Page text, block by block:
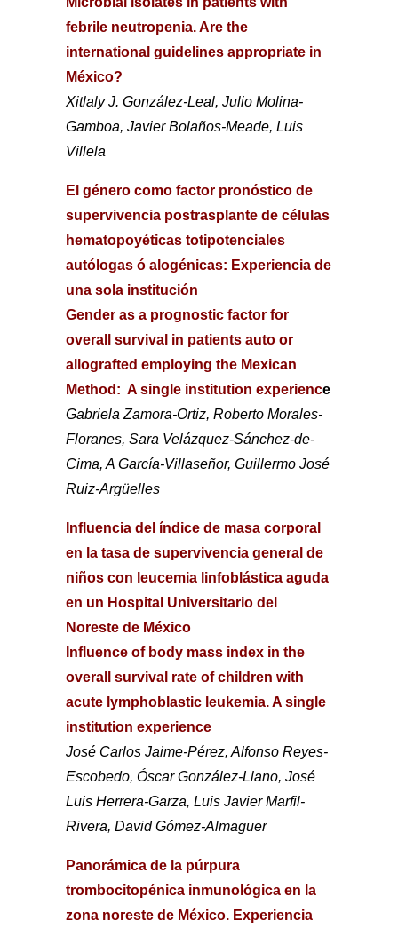
febrile neutropenia. Are the
international guidelines appropriate in
México?
Xitlaly J. González-Leal, Julio Molina-
Gamboa, Javier Bolaños-Meade, Luis
Villela
El género como factor pronóstico de
supervivencia postrasplante de células
hematopoyéticas totipotenciales
autólogas ó alogénicas: Experiencia de
una sola institución
Gender as a prognostic factor for
overall survival in patients auto or
allografted employing the Mexican
Method: A single institution experience
Gabriela Zamora-Ortiz, Roberto Morales-
Floranes, Sara Velázquez-Sánchez-de-
Cima, A García-Villaseñor, Guillermo José
Ruiz-Argüelles
Influencia del índice de masa corporal
en la tasa de supervivencia general de
niños con leucemia linfoblástica aguda
en un Hospital Universitario del
Noreste de México
Influence of body mass index in the
overall survival rate of children with
acute lymphoblastic leukemia. A single
institution experience
José Carlos Jaime-Pérez, Alfonso Reyes-
Escobedo, Óscar González-Llano, José
Luis Herrera-Garza, Luis Javier Marfil-
Rivera, David Gómez-Almaguer
Panorámica de la púrpura
trombocitopénica inmunológica en la
zona noreste de México. Experiencia